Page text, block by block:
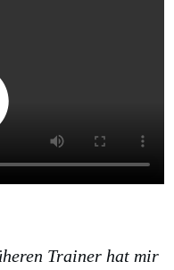
Trainer hat mir